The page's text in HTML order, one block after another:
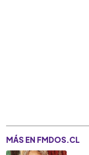
MÁS EN FMDOS.CL